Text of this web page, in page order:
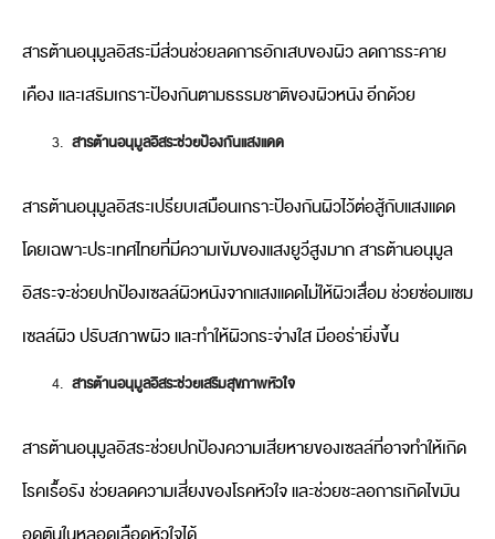
สารต้านอนุมูลอิสระมีส่วนช่วยลดการอักเสบของผิว ลดการระคาย
เคือง และเสริมเกราะป้องกันตามธรรมชาติของผิวหนัง อีกด้วย
สารต้านอนุมูลอิสระช่วยป้องกันแสงแดด
สารต้านอนุมูลอิสระเปรียบเสมือนเกราะป้องกันผิวไว้ต่อสู้กับแสงแดด
โดยเฉพาะประเทศไทยที่มีความเข้มของแสงยูวีสูงมาก สารต้านอนุมูล
อิสระจะช่วยปกป้องเซลล์ผิวหนังจากแสงแดดไม่ให้ผิวเสื่อม ช่วยซ่อมแซม
เซลล์ผิว ปรับสภาพผิว และทำให้ผิวกระจ่างใส มีออร่ายิ่งขึ้น
สารต้านอนุมูลอิสระช่วยเสริมสุขภาพหัวใจ
สารต้านอนุมูลอิสระช่วยปกป้องความเสียหายของเซลล์ที่อาจทำให้เกิด
โรคเรื้อรัง ช่วยลดความเสี่ยงของโรคหัวใจ และช่วยชะลอการเกิดไขมัน